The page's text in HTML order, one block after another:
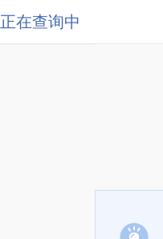
正在查询中